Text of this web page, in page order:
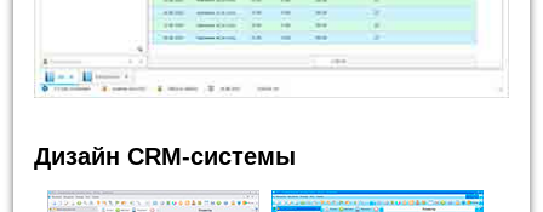
Дизайн CRM-системы